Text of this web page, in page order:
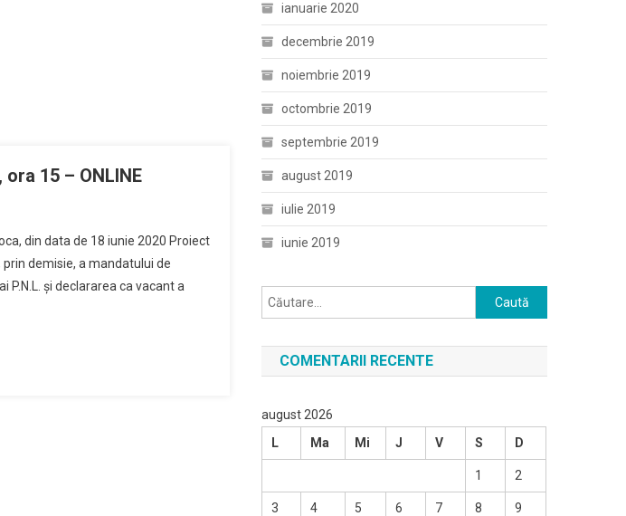
15 – ONLINE
din data de 18 iunie 2020 Proiect
demisie, a mandatului de
P.N.L. şi declararea ca vacant a
ianuarie 2020
decembrie 2019
noiembrie 2019
octombrie 2019
septembrie 2019
august 2019
iulie 2019
iunie 2019
Caută
după:
COMENTARII RECENTE
august 2026
L
Ma Mi J V S D
1 2
3 4 5 6 7 8 9